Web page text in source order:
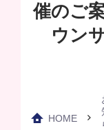
催のご
ウン
HOME